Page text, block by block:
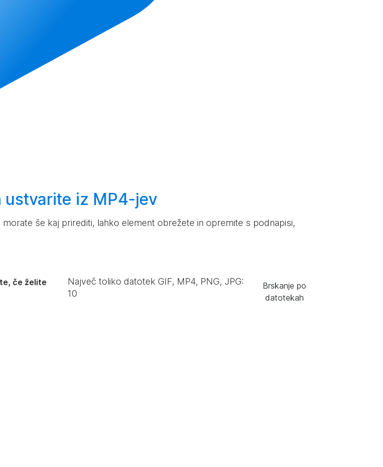
ustvarite iz MP4-jev
še kaj prirediti, lahko element obrežete in opremite s podnapisi,
če želite
Največ toliko datotek GIF, MP4, PNG, JPG:
10
Brskanje po
datotekah